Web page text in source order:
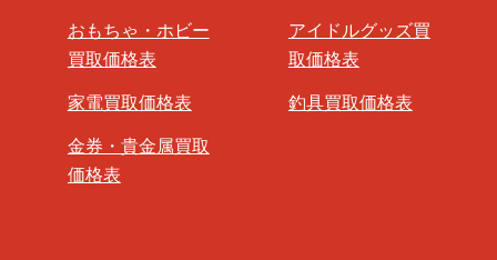
おもちゃ・ホビー
買取価格表
アイドルグッズ買
取価格表
家電買取価格表 釣具買取価格表
金券・貴金属買取
価格表